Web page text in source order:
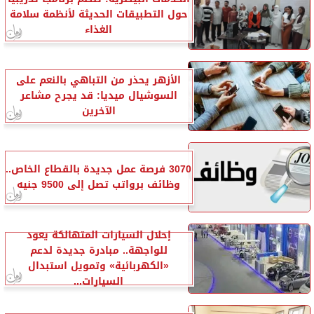
حول التطبيقات الحديثة لأنظمة سلامة
الغذاء
الأزهر يحذر من التباهي بالنعم على
السوشيال ميديا: قد يجرح مشاعر
الآخرين
3070 فرصة عمل جديدة بالقطاع الخاص..
وظائف برواتب تصل إلى 9500 جنيه
إحلال السيارات المتهالكة يعود
للواجهة.. مبادرة جديدة لدعم
«الكهربائية» وتمويل استبدال
السيارات...